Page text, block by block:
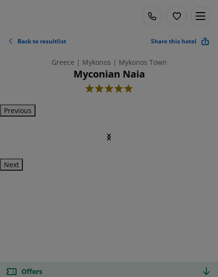
Back to resultlist Share this hotel
Greece | Mykonos | Mykonos Town
Myconian Naia
5
Previous
Next
Offers